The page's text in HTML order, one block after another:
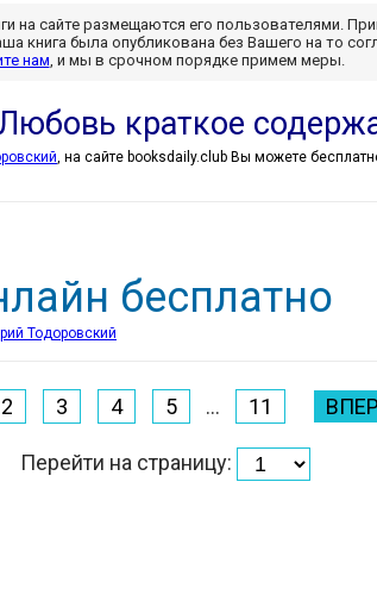
на сайте размещаются его пользователями.
книга была опубликована без Вашего на то
нам, и мы в срочном порядке примем меры.
краткое
, на сайте booksdaily.club Вы можете
бесплатно
Тодоровский
2 3 4 5 ... 11
Перейти на страницу: